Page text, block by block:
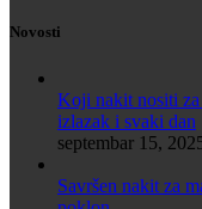
Novosti
Koji nakit nositi za
izlazak i svaki dan
septembar 15,
Savršen nakit za